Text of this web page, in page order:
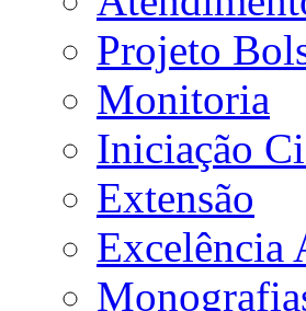
Projeto
Monitoria
Iniciação
Extensão
Excelência